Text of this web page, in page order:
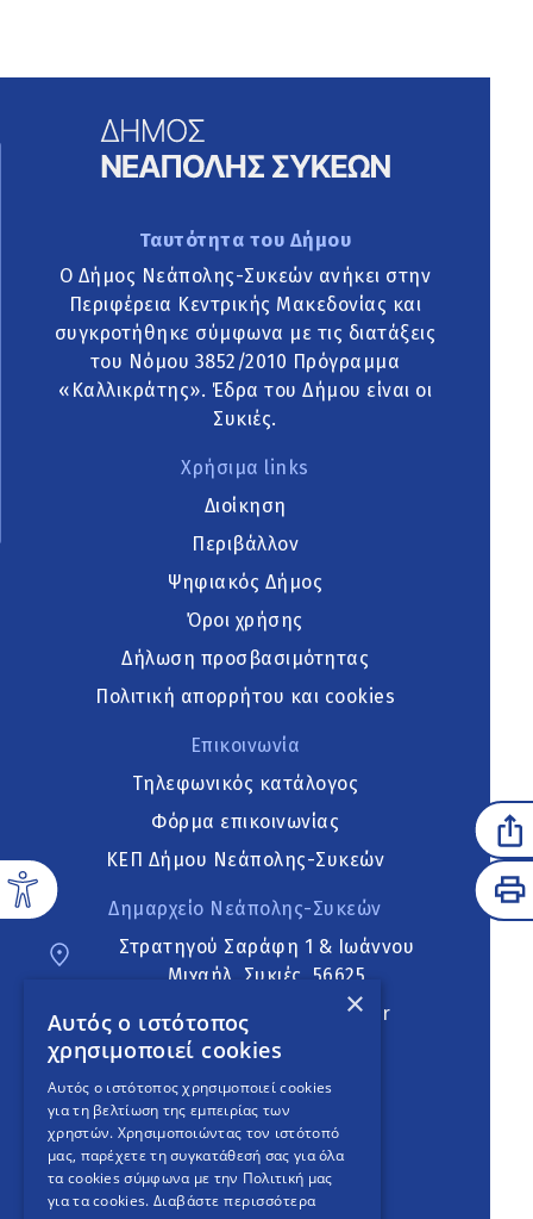
Ταυτότητα του Δήμου
Ο Δήμος Νεάπολης-Συκεών ανήκει στην
Περιφέρεια Κεντρικής Μακεδονίας και
συγκροτήθηκε σύμφωνα με τις διατάξεις
του Νόμου 3852/2010 Πρόγραμμα
«Καλλικράτης». Έδρα του Δήμου είναι οι
Συκιές.
Χρήσιμα links
Διοίκηση
Περιβάλλον
Ψηφιακός Δήμος
Όροι χρήσης
Δήλωση προσβασιμότητας
Πολιτική απορρήτου και cookies
Επικοινωνία
Τηλεφωνικός κατάλογος
Φόρμα επικοινωνίας
ΚΕΠ Δήμου Νεάπολης-Συκεών
Δημαρχείο Νεάπολης-Συκεών
Στρατηγού Σαράφη 1 & Ιωάννου
Μιχαήλ, Συκιές, 56625
neapoli.sykies@ddt.gov.gr
Ακολουθήστε
English Version
An project
×
Αυτός ο ιστότοπος
χρησιμοποιεί cookies
Αυτός ο ιστότοπος χρησιμοποιεί cookies
για τη βελτίωση της εμπειρίας των
χρηστών. Χρησιμοποιώντας τον ιστότοπό
μας, παρέχετε τη συγκατάθεσή σας για όλα
τα cookies σύμφωνα με την Πολιτική μας
για τα cookies. Διαβάστε περισσότερα